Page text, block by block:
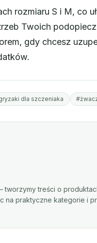
rozmiaru S i M, co
Twoich
gdy chcesz
dla szczeniaka
tworzymy treści o
na praktyczne kategorie i